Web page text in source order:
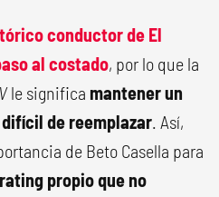
conductor de El
al costado, por lo que la
le significa mantener un
de reemplazar. Así,
de Beto Casella para
propio que no